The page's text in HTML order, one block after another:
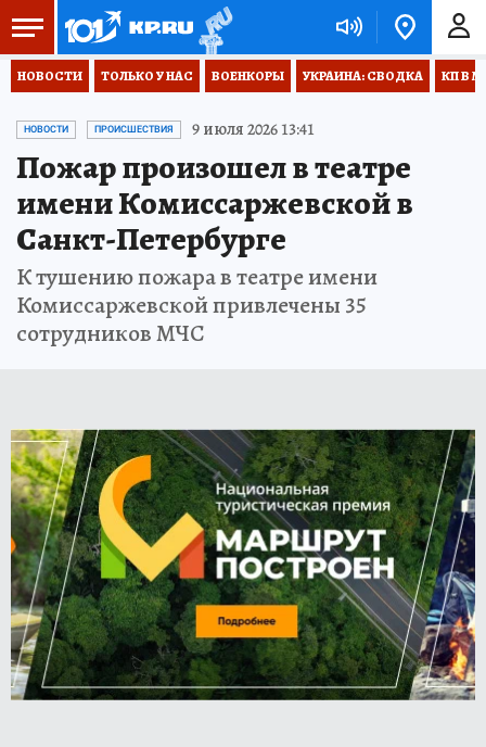
НОВОСТИ ТОЛЬКО У НАС ВОЕНКОРЫ УКРАИНА: СВОДКА КП В
НОВОСТИ ПРОИСШЕСТВИЯ 9 июля 2026 13:41
Пожар произошел в театре
имени Комиссаржевской в
Санкт-Петербурге
К тушению пожара в театре имени
Комиссаржевской привлечены 35
сотрудников МЧС